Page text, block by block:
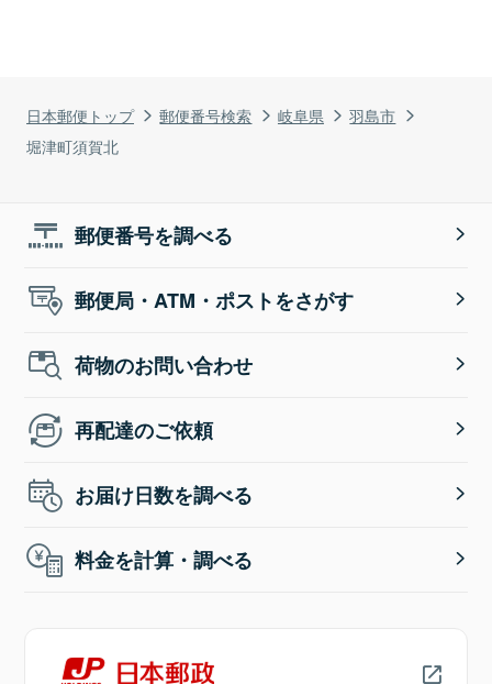
日本郵便トップ 郵便番号検索 岐阜県
羽島市
堀津町須賀北
郵便番号を調べる
郵便局・ATM・ポストをさがす
荷物のお問い合わせ
再配達のご依頼
お届け日数を調べる
料金を計算・調べる